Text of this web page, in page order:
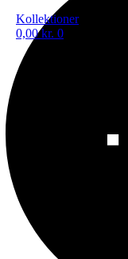
Kollektioner
0,00kr. 0